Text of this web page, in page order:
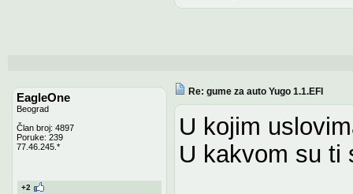
EagleOne
Beograd
Član broj: 4897
Poruke: 239
77.46.245.*
+2
Re: gume za auto Yugo 1.1.EFI
U kojim
U kakvom su ti